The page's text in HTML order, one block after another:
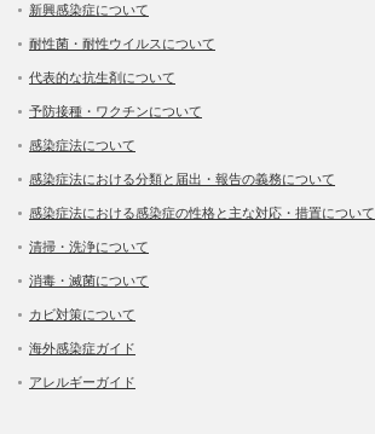
新興感染症について
耐性菌・耐性ウイルスについて
代表的な抗生剤について
予防接種・ワクチンについて
感染症法について
感染症法における分類と届出・報告の義務について
感染症法における感染症の性格と主な対応・措置について
清掃・洗浄について
消毒・滅菌について
カビ対策について
海外感染症ガイド
アレルギーガイド